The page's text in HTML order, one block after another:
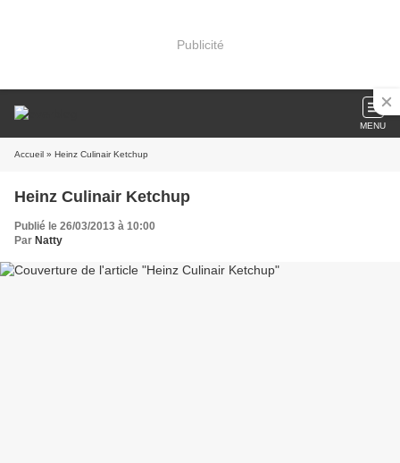
Publicité
MENU
Accueil » Heinz Culinair Ketchup
Heinz Culinair Ketchup
Publié le 26/03/2013 à 10:00
Par Natty